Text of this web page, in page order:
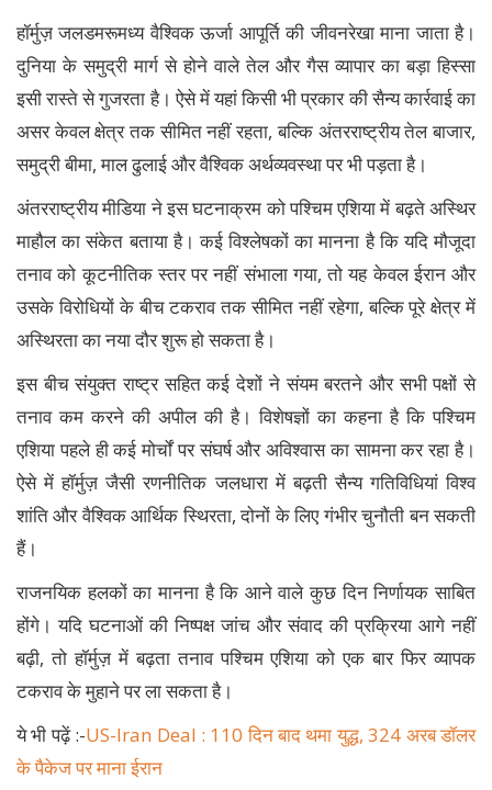
हॉर्मुज़ जलडमरूमध्य वैश्विक ऊर्जा आपूर्ति की जीवनरेखा माना जाता है।
दुनिया के समुद्री मार्ग से होने वाले तेल और गैस व्यापार का बड़ा हिस्सा
इसी रास्ते से गुजरता है। ऐसे में यहां किसी भी प्रकार की सैन्य कार्रवाई का
असर केवल क्षेत्र तक सीमित नहीं रहता, बल्कि अंतरराष्ट्रीय तेल बाजार,
समुद्री बीमा, माल ढुलाई और वैश्विक अर्थव्यवस्था पर भी पड़ता है।
अंतरराष्ट्रीय मीडिया ने इस घटनाक्रम को पश्चिम एशिया में बढ़ते अस्थिर
माहौल का संकेत बताया है। कई विश्लेषकों का मानना है कि यदि मौजूदा
तनाव को कूटनीतिक स्तर पर नहीं संभाला गया, तो यह केवल ईरान और
उसके विरोधियों के बीच टकराव तक सीमित नहीं रहेगा, बल्कि पूरे क्षेत्र में
अस्थिरता का नया दौर शुरू हो सकता है।
इस बीच संयुक्त राष्ट्र सहित कई देशों ने संयम बरतने और सभी पक्षों से
तनाव कम करने की अपील की है। विशेषज्ञों का कहना है कि पश्चिम
एशिया पहले ही कई मोर्चों पर संघर्ष और अविश्वास का सामना कर रहा है।
ऐसे में हॉर्मुज़ जैसी रणनीतिक जलधारा में बढ़ती सैन्य गतिविधियां विश्व
शांति और वैश्विक आर्थिक स्थिरता, दोनों के लिए गंभीर चुनौती बन सकती
हैं।
राजनयिक हलकों का मानना है कि आने वाले कुछ दिन निर्णायक साबित
होंगे। यदि घटनाओं की निष्पक्ष जांच और संवाद की प्रक्रिया आगे नहीं
बढ़ी, तो हॉर्मुज़ में बढ़ता तनाव पश्चिम एशिया को एक बार फिर व्यापक
टकराव के मुहाने पर ला सकता है।
ये भी पढ़ें :-US-Iran Deal : 110 दिन बाद थमा युद्ध, 324 अरब डॉलर
के पैकेज पर माना ईरान